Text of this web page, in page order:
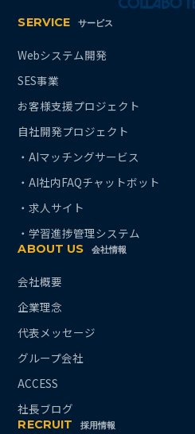
SERVICE サービス
Webシステム開発
SES事業
お客様支援プロジェクト
自社開発プロジェクト
・AIマッチングサービス
・AI社内FAQチャットボット
・求人サイト
・学習進捗管理システム
ABOUT US 会社情報
会社概要
企業理念
代表メッセージ
グループ会社
ACCESS
社長ブログ
RECRUIT 採用情報